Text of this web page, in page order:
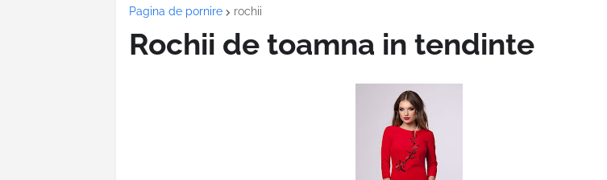
Pagina de pornire rochii
Rochii de toamna in tendinte